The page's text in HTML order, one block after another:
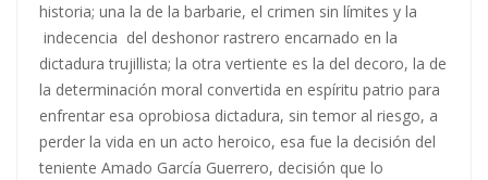
historia; una la de la barbarie, el crimen sin límites y la
indecencia del deshonor rastrero encarnado en la
dictadura trujillista; la otra vertiente es la del decoro, la de
la determinación moral convertida en espíritu patrio para
enfrentar esa oprobiosa dictadura, sin temor al riesgo, a
perder la vida en un acto heroico, esa fue la decisión del
teniente Amado García Guerrero, decisión que lo